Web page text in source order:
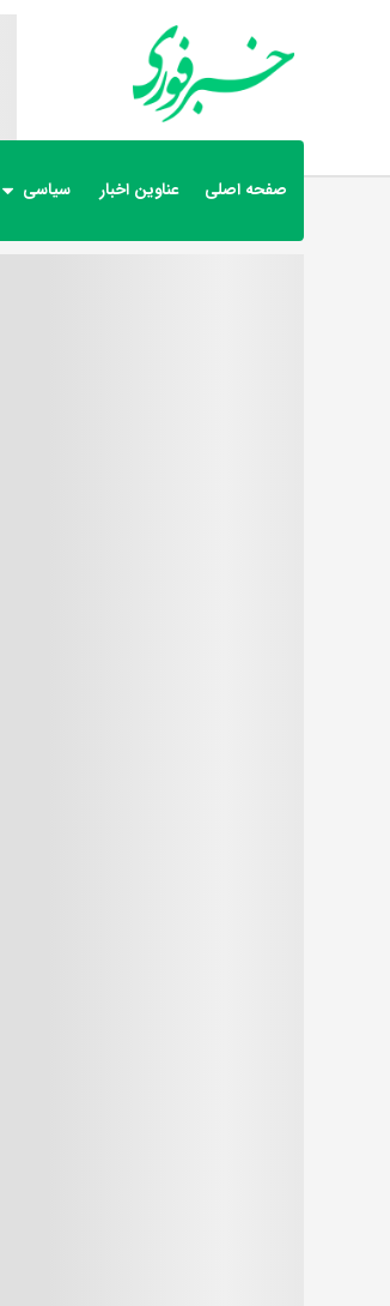
صفحه اصلی عناوین اخبار سیاسی